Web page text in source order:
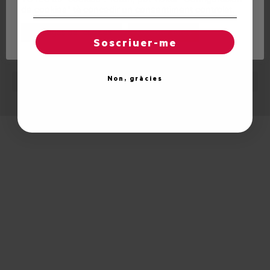
© 2026 Unitat d'Aran. Toti es drets reservadi.
Reglatges de "cookies" Acceptar totes
Soscriuer-me
Non, gràcies